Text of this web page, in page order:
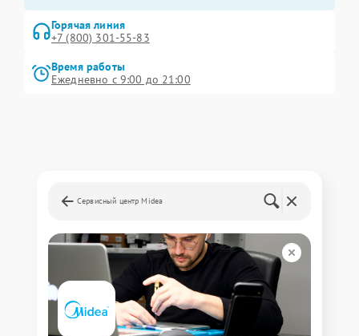
Горячая линия
+7 (800) 301-55-83
Время работы
Ежедневно с 9:00 до 21:00
Сервисный центр Midea